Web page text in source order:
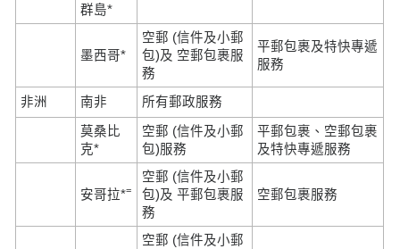
群島*
墨西哥*
空郵 (信件及小郵
包)及 空郵包裹服
務
平郵包裹及特快專遞
服務
非洲 南非 所有郵政服務
莫桑比
克*
空郵 (信件及小郵
包)服務
平郵包裹、空郵包裹
及特快專遞服務
安哥拉*=
空郵 (信件及小郵
包)及 平郵包裹服
務
空郵包裹服務
空郵 (信件及小郵